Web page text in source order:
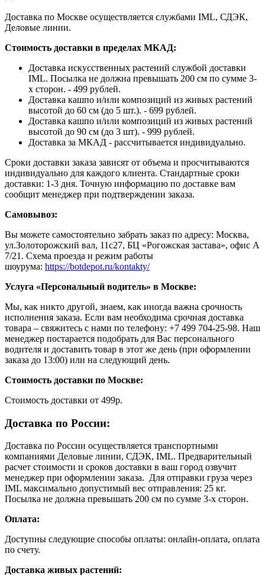
Доставка по Москве осуществляется службами IML, СДЭК,
Деловые линии.
Стоимость доставки в пределах МКАД:
Доставка искусственных растений службой доставки
IML. Посылка не должна превышать 200 см по сумме 3-
х сторон. - 499 рублей.
Доставка кашпо и/или композиций из живых растений
высотой до 60 см (до 5 шт.). - 699 рублей.
Доставка кашпо и/или композиций из живых растений
высотой до 90 см (до 3 шт). - 999 рублей.
Доставка за МКАД - рассчитывается индивидуально.
Сроки доставки заказа зависят от объема и просчитываются
индивидуально для каждого клиента. Стандартные сроки
доставки: 1-3 дня. Точную информацию по доставке вам
сообщит менеджер при подтверждении заказа.
Самовывоз:
Вы можете самостоятельно забрать заказ по адресу: Москва,
ул.Золоторожский вал, 11с27, БЦ «Рогожская застава», офис А
7/21. Схема проезда и режим работы
шоурума: https://botdepot.ru/kontakty/
Услуга «Персональный водитель» в Москве:
Мы, как никто другой, знаем, как иногда важна срочность
исполнения заказа. Если вам необходима срочная доставка
товара – свяжитесь с нами по телефону: +7 499 704-25-98. Наш
менеджер постарается подобрать для Вас персонального
водителя и доставить товар в этот же день (при оформлении
заказа до 13:00) или на следующий день.
Стоимость доставки по Москве:
Cтоимость доставки от 499р.
Доставка по России:
Доставка по России осуществляется транспортными
компаниями Деловые линии, СДЭК, IML. Предварительный
расчет стоимости и сроков доставки в ваш город озвучит
менеджер при оформлении заказа. Для отправки груза через
IML максимально допустимый вес отправления: 25 кг.
Посылка не должна превышать 200 см по сумме 3-х сторон.
Оплата:
Доступны следующие способы оплаты: онлайн-оплата, оплата
по счету.
Доставка живых растений: